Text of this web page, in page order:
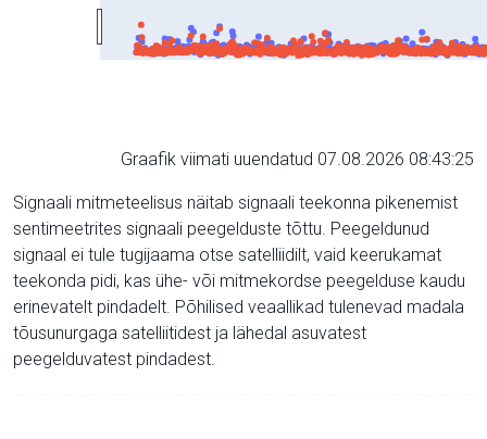
Graafik viimati uuendatud 07.08.2026 08:43:25
Signaali mitmeteelisus näitab signaali teekonna pikenemist
sentimeetrites signaali peegelduste tõttu. Peegeldunud
signaal ei tule tugijaama otse satelliidilt, vaid keerukamat
teekonda pidi, kas ühe- või mitmekordse peegelduse kaudu
erinevatelt pindadelt. Põhilised veaallikad tulenevad madala
tõusunurgaga satelliitidest ja lähedal asuvatest
peegelduvatest pindadest.